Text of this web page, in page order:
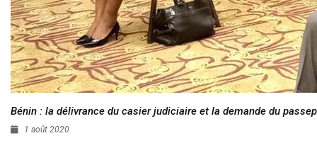
Bénin : la délivrance du casier judiciaire et la demande du
1 août 2020